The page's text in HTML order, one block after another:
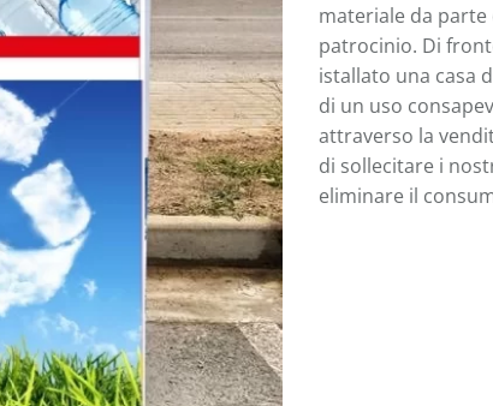
materiale da parte
patrocinio. Di
istallato una casa
di un uso
attraverso la
di sollecitare i
eliminare il